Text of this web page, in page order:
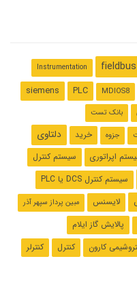
fieldbus
Instrumentation
MDIOS8
PLC
siemens
بانک تست
جزوه خرید دلتاوی
اپراتوری سیستم کنترل
سیستم کنترل ‌DCS یا PLC
لایسنس مبین پرداز سپهر آذر
پالایش گاز ایلام
کارون کنترل کنترلر